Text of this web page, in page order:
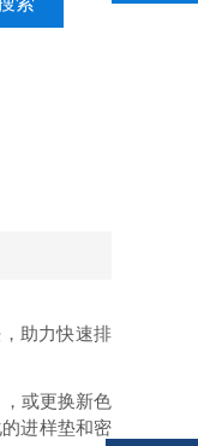
助力快速排
或更换新色
进样垫和密